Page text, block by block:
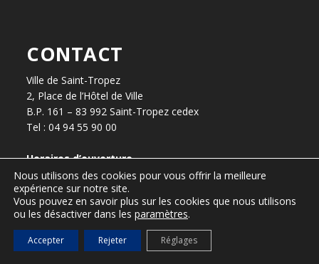
CONTACT
Ville de Saint-Tropez
2, Place de l’Hôtel de Ville
B.P. 161 – 83 992 Saint-Tropez cedex
Tel : 04 94 55 90 00
Horaires d’ouverture
Du lundi au vendredi, de 8h30 à 12h30 et de 13h30 à 17h.
presse@ville-sainttropez.fr
04 94 55 90 59 / 04 94 55 90 56
Nous utilisons des cookies pour vous offrir la meilleure
expérience sur notre site.
Vous pouvez en savoir plus sur les cookies que nous utilisons
ou les désactiver dans les paramètres.
Accepter Rejeter Réglages